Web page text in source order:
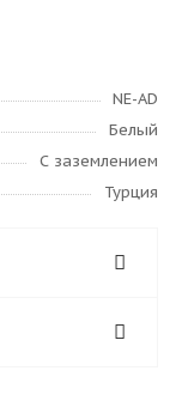
NE-AD
Белый
С заземлением
Турция